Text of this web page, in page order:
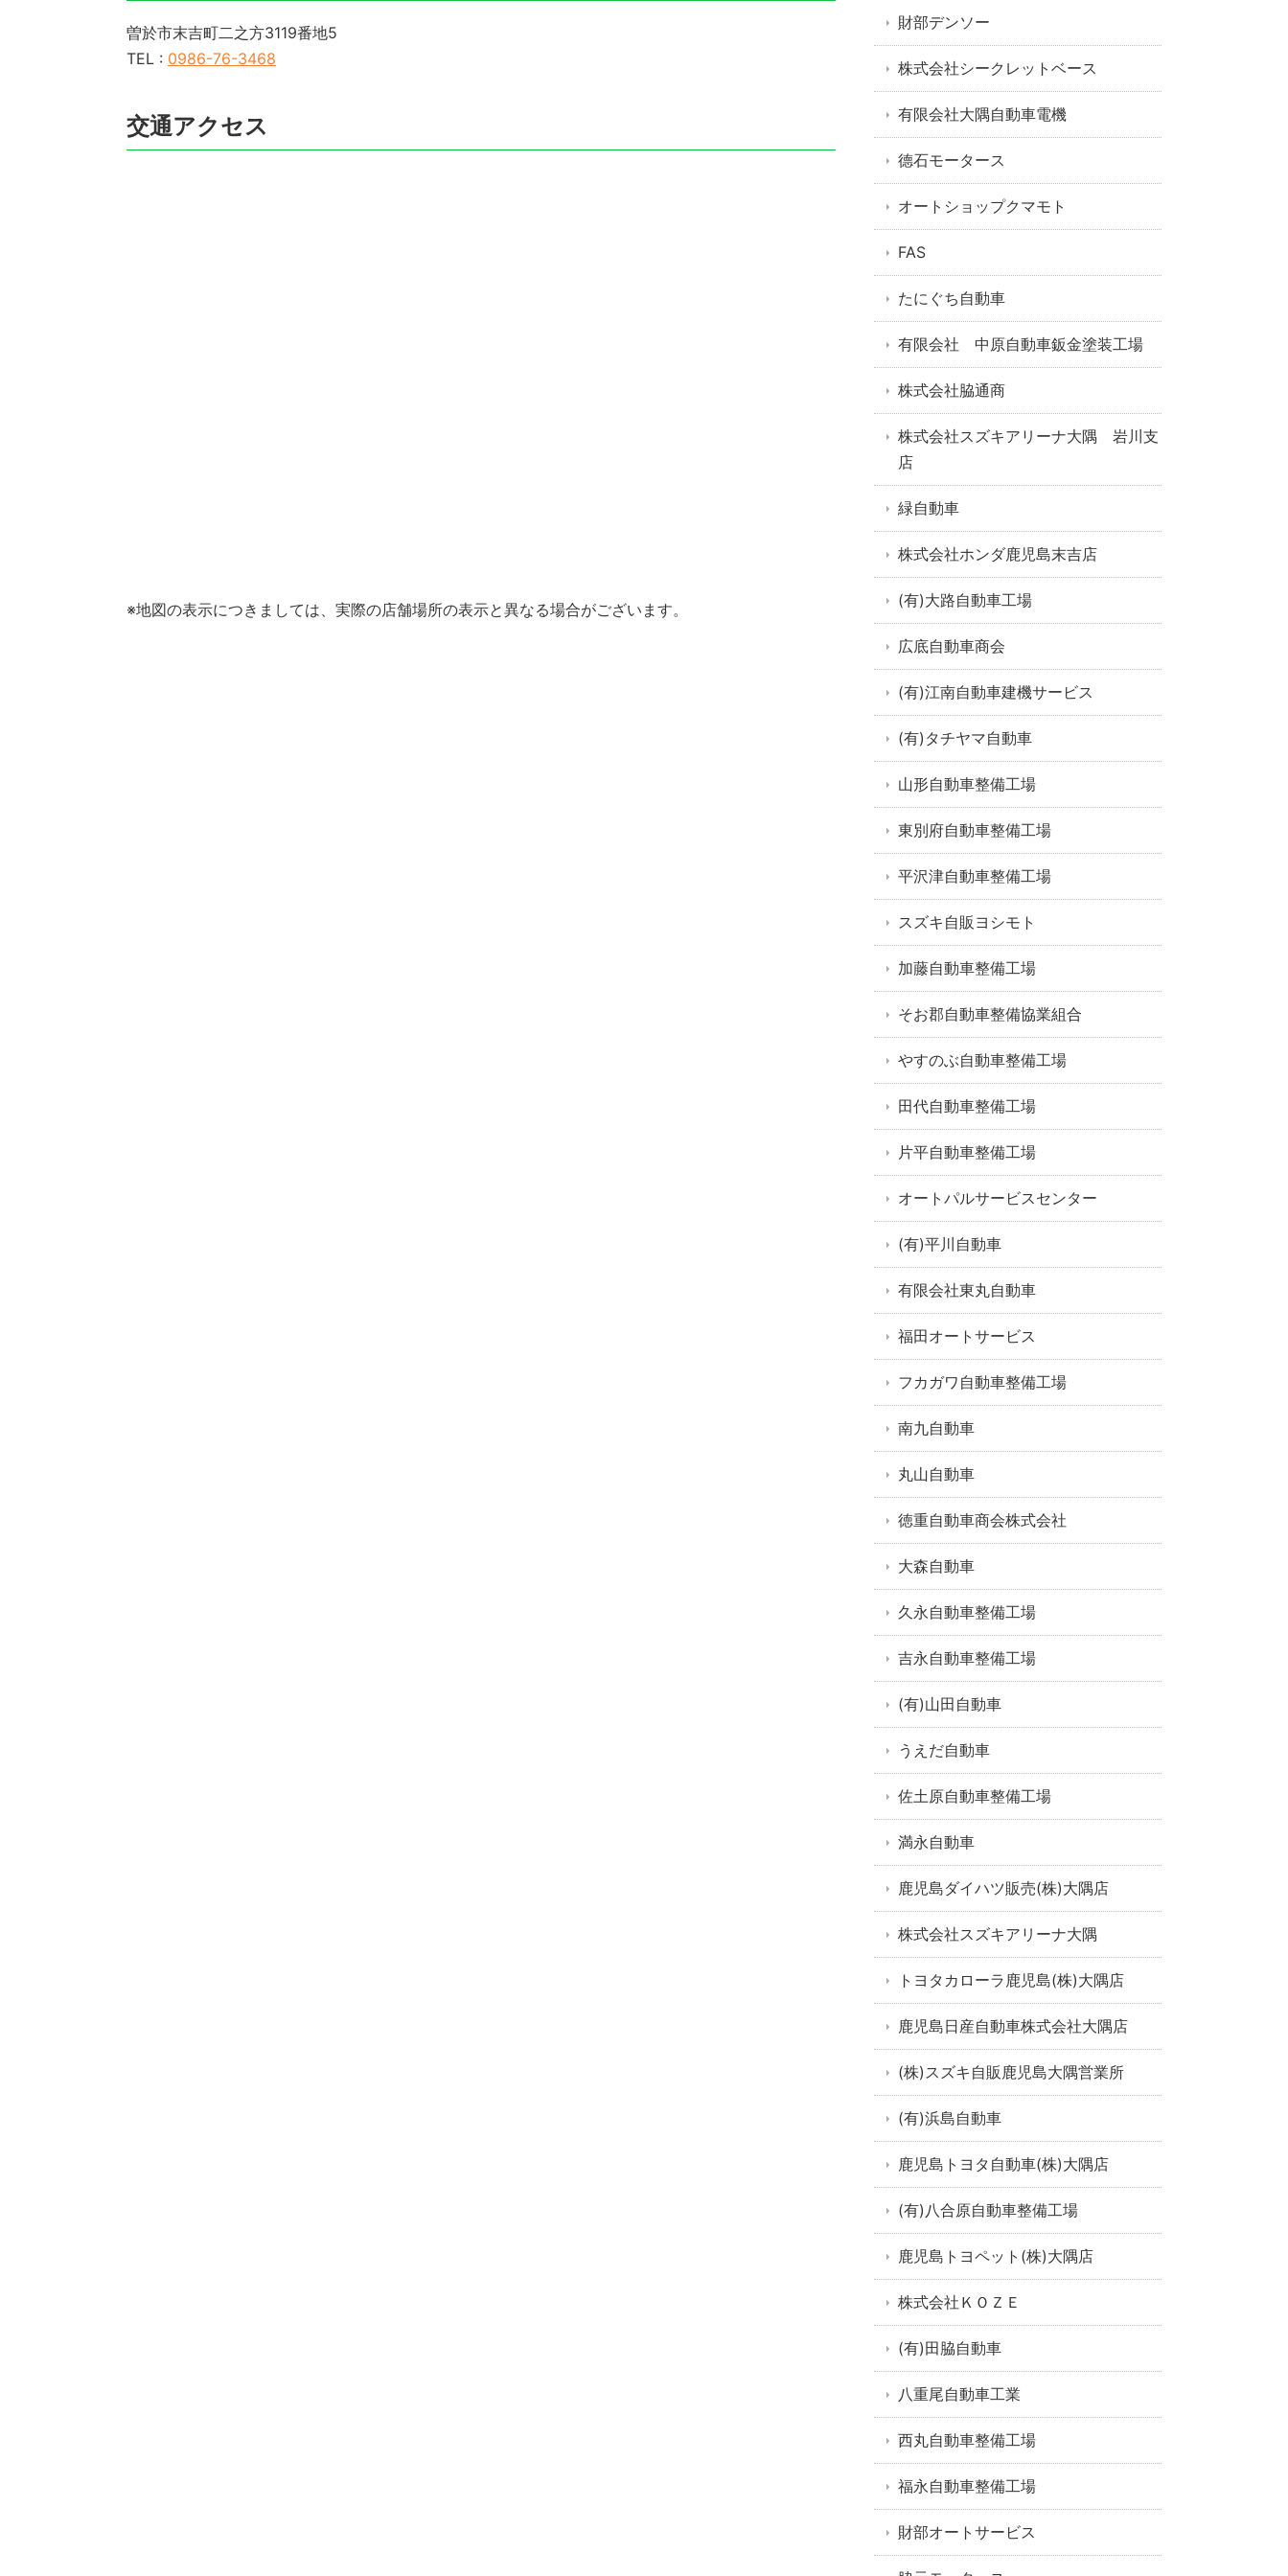
曽於市末吉町二之方3119番地5
TEL : 0986-76-3468
交通アクセス
※地図の表示につきましては、実際の店舗場所の表示と異なる場合がございます。
財部デンソー
株式会社シークレットベース
有限会社大隅自動車電機
德石モータース
オートショップクマモト
FAS
たにぐち自動車
有限会社 中原自動車鈑金塗装工場
株式会社脇通商
株式会社スズキアリーナ大隅 岩川支
店
緑自動車
株式会社ホンダ鹿児島末吉店
(有)大路自動車工場
広底自動車商会
(有)江南自動車建機サービス
(有)タチヤマ自動車
山形自動車整備工場
東別府自動車整備工場
平沢津自動車整備工場
スズキ自販ヨシモト
加藤自動車整備工場
そお郡自動車整備協業組合
やすのぶ自動車整備工場
田代自動車整備工場
片平自動車整備工場
オートパルサービスセンター
(有)平川自動車
有限会社東丸自動車
福田オートサービス
フカガワ自動車整備工場
南九自動車
丸山自動車
徳重自動車商会株式会社
大森自動車
久永自動車整備工場
吉永自動車整備工場
(有)山田自動車
うえだ自動車
佐土原自動車整備工場
満永自動車
鹿児島ダイハツ販売(株)大隅店
株式会社スズキアリーナ大隅
トヨタカローラ鹿児島(株)大隅店
鹿児島日産自動車株式会社大隅店
(株)スズキ自販鹿児島大隅営業所
(有)浜島自動車
鹿児島トヨタ自動車(株)大隅店
(有)八合原自動車整備工場
鹿児島トヨペット(株)大隅店
株式会社ＫＯＺＥ
(有)田脇自動車
八重尾自動車工業
西丸自動車整備工場
福永自動車整備工場
財部オートサービス